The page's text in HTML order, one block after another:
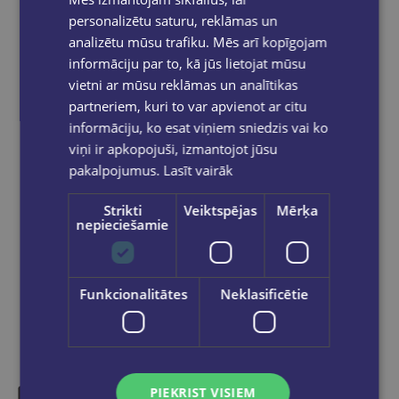
Apmaksātie pasūtījumi tiek
izsūtīti 2-5 darba dienu laikā.
Bezmaksas piegāde
uz OMNIVA
pakomātiem Latvijāpasūtījumiem no €40.00.
Bezmaksas piegāde jebkurā GLOBUSS
grāmatnīcā 1-5 darba dienu laikā, kad
pasūtījums būs gatavs saņemšanai, saņemsi
e-pastu un/ vai SMS.
Dalies sociālajos tīklos:
personalizētu saturu, reklāmas un
analizētu mūsu trafiku. Mēs arī kopīgojam
informāciju par to, kā jūs lietojat mūsu
vietni ar mūsu reklāmas un analītikas
partneriem, kuri to var apvienot ar citu
informāciju, ko esat viņiem sniedzis vai ko
viņi ir apkopojuši, izmantojot jūsu
pakalpojumus. Lasīt vairāk
Strikti
nepieciešamie
Veiktspējas Mērķa
Funkcionalitātes Neklasificētie
PIEKRIST VISIEM